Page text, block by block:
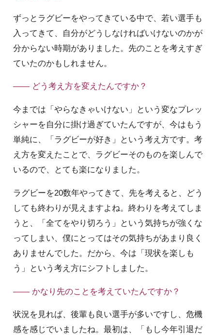
ずっとラグビーをやってきている中で、若い選手も
入ってきて、自分がどうしなければいけないのかが
分からない時期がありました。先のことを考えすぎ
ていたのかもしれません。
—— どう考え方を変えたんですか？
今までは「やらなきゃいけない」という変なプレッ
シャーを自分に掛け過ぎていたんですが、今はもう
単純に、「ラグビーが好き」という考え方です。考
え方を変えたことで、ラグビーそのものを楽しんで
いるので、とても楽になりました。
ラグビーを20数年やってきて、先を考えると、どう
しても終わりが見えますよね。終わりを考えてしま
うと、「全てをやり切ろう」という気持ちが強くな
ってしまい、僕にとってはその気持ちがあまり良く
ありませんでした。だから、今は「現状を楽しも
う」という考え方にシフトしました。
—— かなり先のことを考えていたんですか？
状況を見れば、後輩も良い選手が多いですし、危機
感を感じでいましたね。最初は、「もし今年引退だ